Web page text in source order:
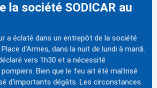
la société SODICAR au
a éclaté dans un entrepôt de la société
Place d'Armes, dans la nuit de lundi à mardi.
vers 1h30 et a nécessité
Bien que le feu ait été maîtrisé
d'importants dégâts. Les circonstances